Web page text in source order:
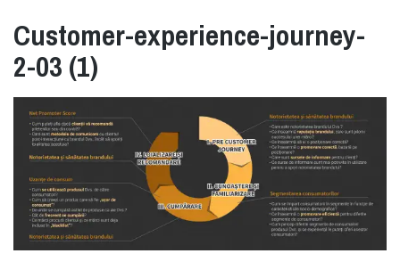
Customer-experience-journey-
2-03 (1)